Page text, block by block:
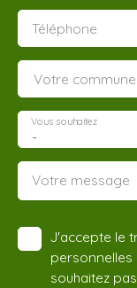
Téléphone
Votre commune
-
Vous souhaitez
Votre message
J'accepte le
personnelles
souhaitez